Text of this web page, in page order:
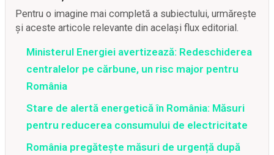
Pentru o imagine mai completă a subiectului, urmărește
și aceste articole relevante din același flux editorial.
Ministerul Energiei avertizează: Redeschiderea
centralelor pe cărbune, un risc major pentru
România
Stare de alertă energetică în România: Măsuri
pentru reducerea consumului de electricitate
România pregătește măsuri de urgență după